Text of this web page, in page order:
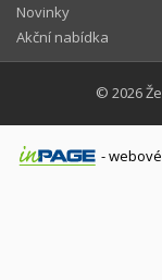
Novinky
Akční nabídka
© 2026
-